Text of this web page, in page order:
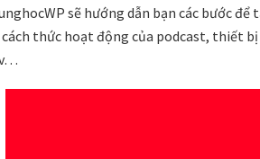
sẽ hướng dẫn bạn các bước
cách thức hoạt động của podcast, thiết